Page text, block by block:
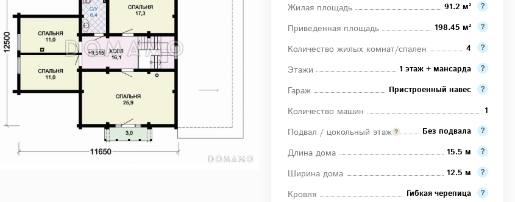
Жилая площадь 91.2 м²
Приведенная площадь 198.45 м²
Количество жилых комнат/спален 4
Этажи 1 этаж + мансарда
Гараж Пристроенный навес
Количество машин 1
Подвал / цокольный этаж Без подвала
Длина дома 15.5 м
Ширина дома 12.5 м
Кровля Гибкая черепица